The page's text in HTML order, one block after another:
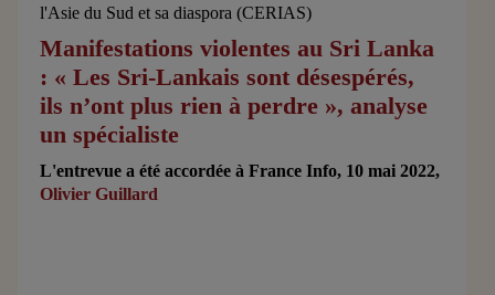
l'Asie du Sud et sa diaspora (CERIAS)
Manifestations violentes au Sri Lanka
: « Les Sri-Lankais sont désespérés,
ils n’ont plus rien à perdre », analyse
un spécialiste
L'entrevue a été accordée à France Info, 10 mai 2022,
Olivier Guillard